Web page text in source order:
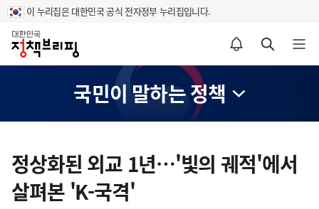
이 누리집은 대한민국 공식 전자정부 누리집입니다.
홈
알림설정 바로가기 검색 바로가기 메뉴 열기
국민이 말하는 정책
텐
츠
영
정상화된 외교 1년…'빛의 궤적'에서
살펴본 'K-국격'